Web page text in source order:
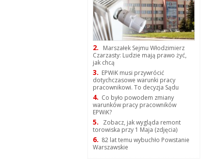
2.
Marszałek Sejmu Włodzimierz
Czarzasty: Ludzie mają prawo żyć,
jak chcą
3. EPWiK musi przywrócić
dotychczasowe warunki pracy
pracownikowi. To decyzja Sądu
4. Co było powodem zmiany
warunków pracy pracowników
EPWiK?
5.
Zobacz, jak wygląda remont
torowiska przy 1 Maja (zdjęcia)
6. 82 lat temu wybuchło Powstanie
Warszawskie